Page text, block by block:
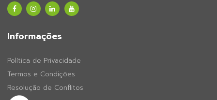
Informações
Política de Privacidade
Termos e Condições
Resolução de Conflitos